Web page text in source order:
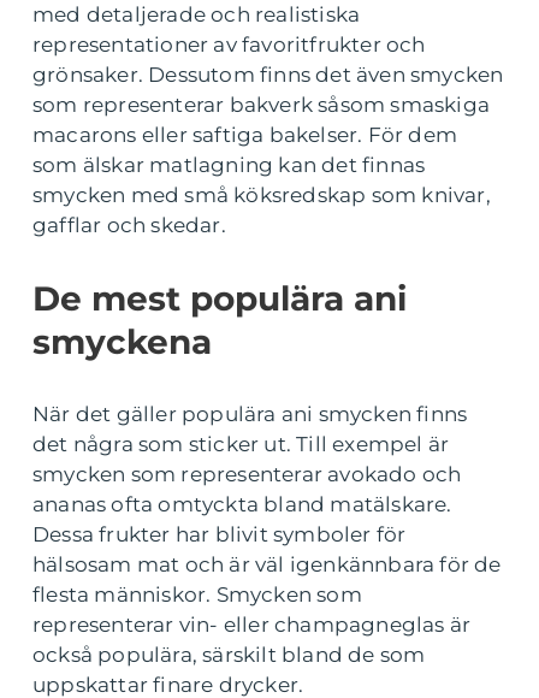
med detaljerade och realistiska
representationer av favoritfrukter och
grönsaker. Dessutom finns det även smycken
som representerar bakverk såsom smaskiga
macarons eller saftiga bakelser. För dem
som älskar matlagning kan det finnas
smycken med små köksredskap som knivar,
gafflar och skedar.
De mest populära ani
smyckena
När det gäller populära ani smycken finns
det några som sticker ut. Till exempel är
smycken som representerar avokado och
ananas ofta omtyckta bland matälskare.
Dessa frukter har blivit symboler för
hälsosam mat och är väl igenkännbara för de
flesta människor. Smycken som
representerar vin- eller champagneglas är
också populära, särskilt bland de som
uppskattar finare drycker.